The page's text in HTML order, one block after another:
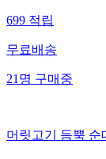
699적립
무료배송
21명구매중
머릿고기 듬뿍 순